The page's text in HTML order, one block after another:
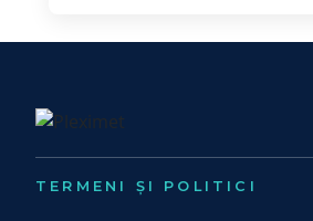
TERMENI ȘI POLITICI